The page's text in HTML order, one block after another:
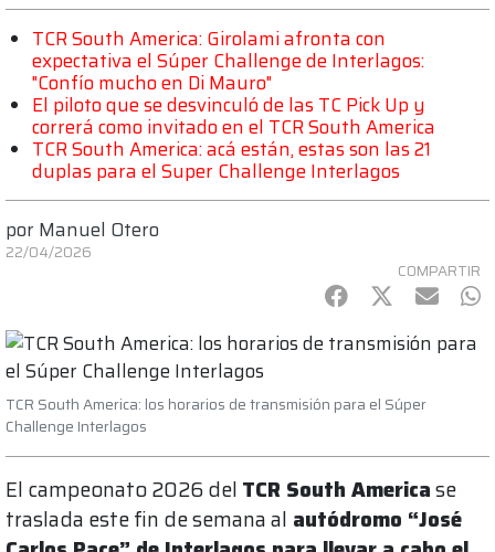
TCR South America: Girolami afronta con
expectativa el Súper Challenge de Interlagos:
"Confío mucho en Di Mauro"
El piloto que se desvinculó de las TC Pick Up y
correrá como invitado en el TCR South America
TCR South America: acá están, estas son las 21
duplas para el Super Challenge Interlagos
por Manuel Otero
22/04/2026
COMPARTIR
Facebook
Twitter
mail
TCR South America: los horarios de transmisión para el Súper
Challenge Interlagos
El campeonato 2026 del TCR South Americase
traslada este fin de semana al autódromo “José